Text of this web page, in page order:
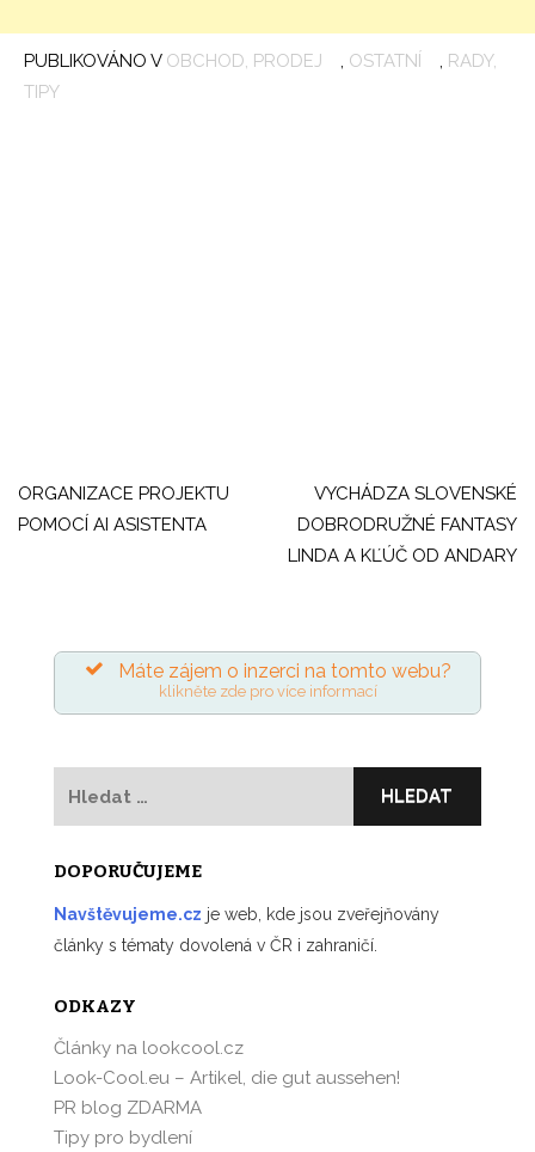
PUBLIKOVÁNO V OBCHOD, PRODEJ , OSTATNÍ , RADY,
TIPY
pro
příspěvek
ORGANIZACE PROJEKTU
POMOCÍ AI ASISTENTA
VYCHÁDZA SLOVENSKÉ
DOBRODRUŽNÉ FANTASY
LINDA A KĽÚČ OD ANDARY
Máte zájem o inzerci na tomto webu?
klikněte zde pro více informací
DOPORUČUJEME
Navštěvujeme.cz je web, kde jsou zveřejňovány
články s tématy dovolená v ČR i zahraničí.
ODKAZY
Články na lookcool.cz
Look-Cool.eu – Artikel, die gut aussehen!
PR blog ZDARMA
Tipy pro bydlení